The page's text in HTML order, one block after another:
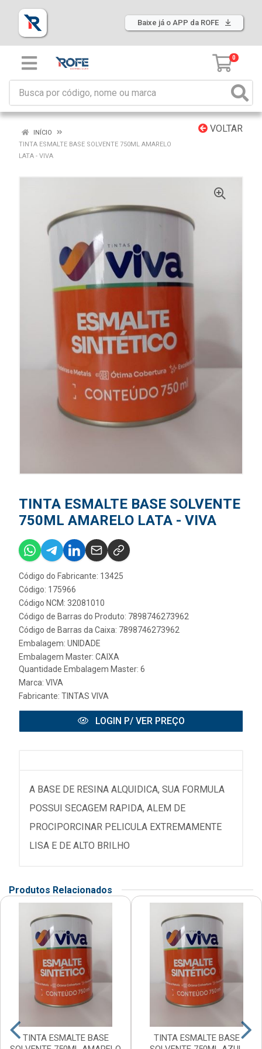
Baixe já o APP da ROFE
0
VOLTAR
INÍCIO
TINTA ESMALTE BASE SOLVENTE 750ML AMARELO
LATA - VIVA
TINTA ESMALTE BASE SOLVENTE
750ML AMARELO LATA - VIVA
Código do Fabricante: 13425
Código: 175966
Código NCM: 32081010
Código de Barras do Produto: 7898746273962
Código de Barras da Caixa: 7898746273962
Embalagem: UNIDADE
Embalagem Master: CAIXA
Quantidade Embalagem Master: 6
Marca: VIVA
Fabricante: TINTAS VIVA
LOGIN P/ VER PREÇO
A BASE DE RESINA ALQUIDICA, SUA FORMULA
POSSUI SECAGEM RAPIDA, ALEM DE
PROCIPORCINAR PELICULA EXTREMAMENTE
LISA E DE ALTO BRILHO
Produtos Relacionados
TINTA ESMALTE BASE
TINTA ESMALTE BASE